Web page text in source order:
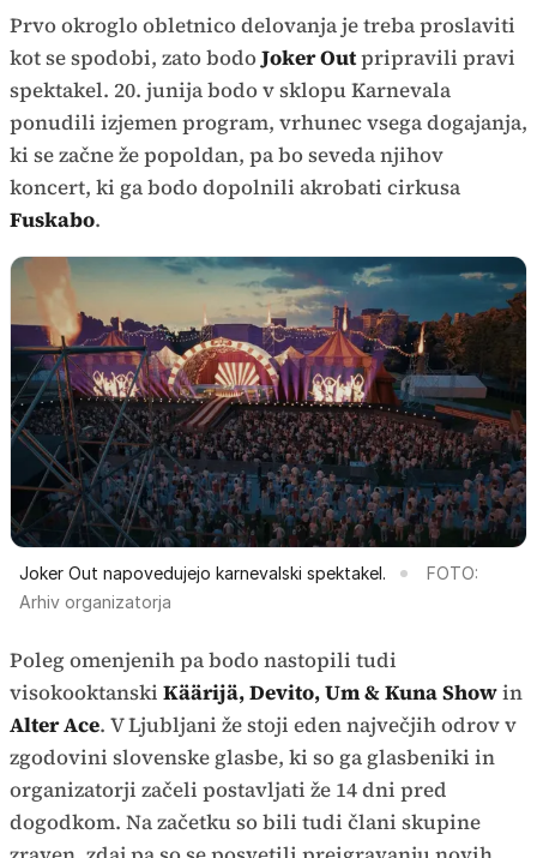
Prvo okroglo obletnico delovanja je treba proslaviti
kot se spodobi, zato bodoJoker Outpripravili pravi
spektakel. 20. junija bodo v sklopu Karnevala
ponudili izjemen program, vrhunec vsega dogajanja,
ki se začne že popoldan, pa bo seveda njihov
koncert, ki ga bodo dopolnili akrobati cirkusa
Fuskabo.
Joker Out napovedujejo karnevalski spektakel.
FOTO:
Arhiv organizatorja
Poleg omenjenih pa bodo nastopili tudi
visokooktanski Käärijä, Devito, Um & Kuna Showin
Alter Ace. V Ljubljani že stoji eden največjih odrov v
zgodovini slovenske glasbe, ki so ga glasbeniki in
organizatorji začeli postavljati že 14 dni pred
dogodkom. Na začetku so bili tudi člani skupine